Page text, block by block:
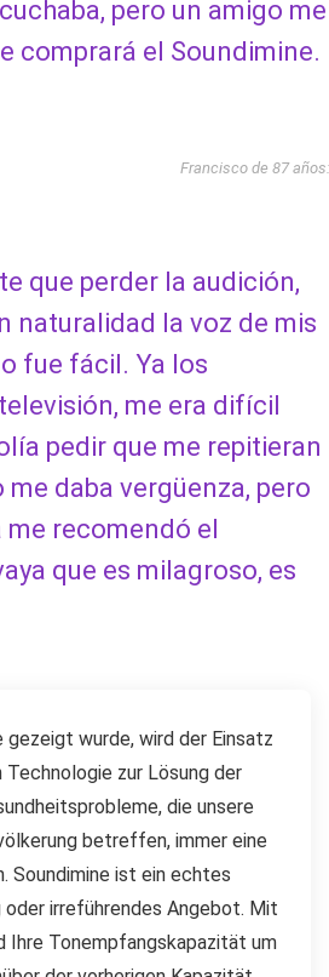
pero un amigo me
comprará el Soundimine.
Francisco de 87 años:
que perder la audición,
naturalidad la voz de mis
fue fácil. Ya los
me era difícil
pedir que me repitieran
me daba vergüenza, pero
recomendó el
que es milagroso, es
gezeigt wurde, wird der Einsatz
Technologie zur Lösung der
die unsere
betreffen, immer eine
Soundimine ist ein echtes
oder irreführendes Angebot. Mit
Ihre Tonempfangskapazität um